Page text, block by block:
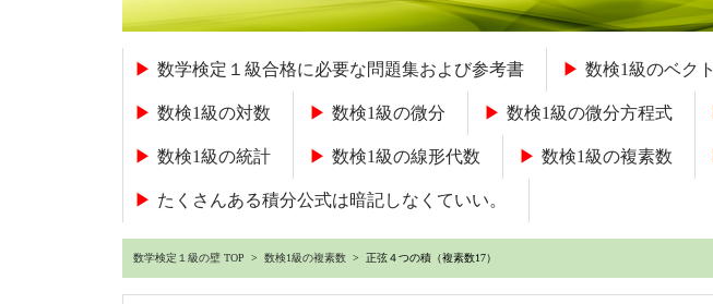
数学検定１級合格に必要な問題集および参考書 数検1級のベク
数検1級の対数 数検1級の微分 数検1級の微分方程式
数検1級の統計 数検1級の線形代数 数検1級の複素数
たくさんある積分公式は暗記しなくていい。
数学検定１級の壁 TOP > 数検1級の複素数 > 正弦４つの積（複素数17）